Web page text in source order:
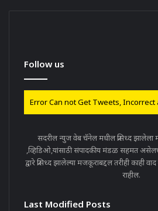
Follow us
Error Can not Get Tweets, Incorrect
सदरील न्युज वेब चॅनेल मधील प्रसिध्द झालेला
,व्हिडिओ,यांसाठी संपादकीय मंडळ सहमत
द्वारे प्रसिध्द झालेल्या मजकूराबद्दल तरीही काही
राहील.
Last Modified Posts